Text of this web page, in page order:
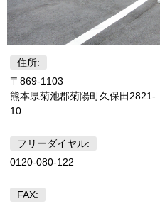
住所:
〒869-1103
熊本県菊池郡菊陽町久保田2821-
10
フリーダイヤル:
0120-080-122
FAX: